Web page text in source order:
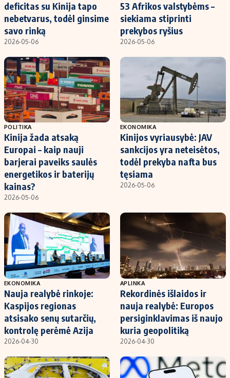
deficitas su Kinija tapo
nebetvarus, todėl ginsime
savo rinką
2026-05-06
53 Afrikos valstybėms –
siekiama stiprinti
prekybos ryšius
2026-05-06
POLITIKA
Kinija žada atsaką
Europai – kaip nauji
barjerai paveiks saulės
energetikos ir baterijų
kainas?
2026-05-06
EKONOMIKA
Kinijos vyriausybė: JAV
sankcijos yra neteisėtos,
todėl prekyba nafta bus
tęsiama
2026-05-06
EKONOMIKA
Nauja realybė rinkoje:
Kaspijos regionas
atsisako senų sutarčių,
kontrolę perėmė Azija
2026-04-30
APLINKA
Rekordinės išlaidos ir
nauja realybė: Europos
persiginklavimas iš naujo
kuria geopolitiką
2026-04-30